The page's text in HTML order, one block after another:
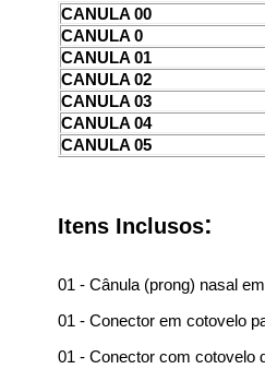
CANULA 00
CANULA 0
CANULA 01
CANULA 02
CANULA 03
CANULA 04
CANULA 05
Itens Inclusos:
01 - Cânula (prong) nasal
01 - Conector em cotovelo
01 - Conector com cotovelo